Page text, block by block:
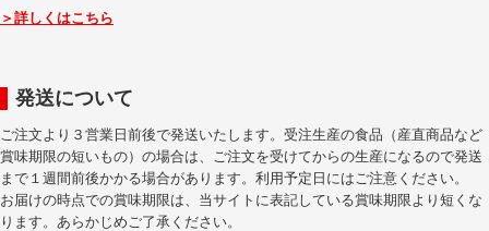
＞詳しくはこちら
発送について
ご注文より３営業日前後で発送いたします。受注生産の食品（産直商品など
賞味期限の短いもの）の場合は、ご注文を受けてからの生産になるので発送
まで１週間前後かかる場合があります。利用予定日にはご注意ください。
お届けの時点での賞味期限は、当サイトに表記している賞味期限より短くな
ります。あらかじめご了承ください。